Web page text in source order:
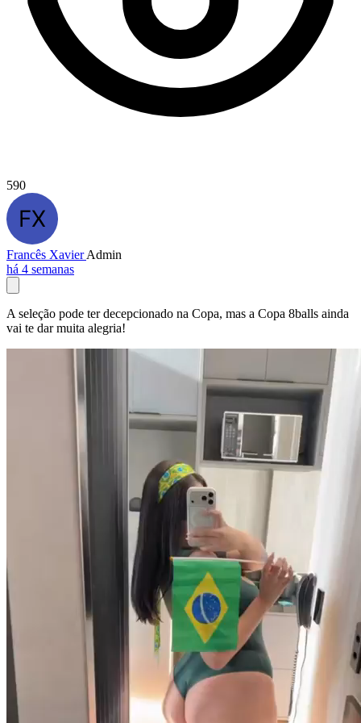
590
Francês XavierAdmin
há 4 semanas
A seleção pode ter decepcionado na Copa, mas a Copa 8balls ainda
vai te dar muita alegria!